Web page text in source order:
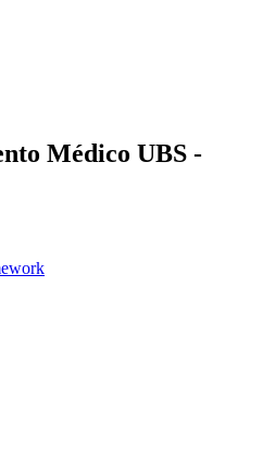
Médico UBS -